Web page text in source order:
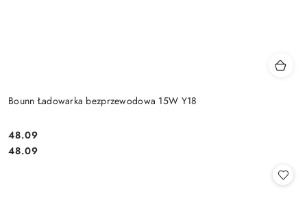
Bounn Ładowarka bezprzewodowa 15W Y18
Cena:
48.09
Cena:
48.09